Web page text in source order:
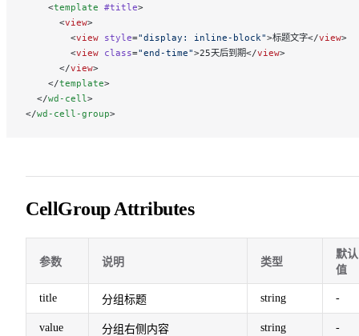
    <
template #title>
      <
view>
        <
view style="display: inline-block">标题文字</view>
        <
view class="end-time">25天后到期</view>
      </
view>
    </
template>
  </
wd-cell >
</wd-cell-group>
CellGroup Attributes
参数 说明 类型
默认
值
title 分组标题 string -
value 分组右侧内容 string -